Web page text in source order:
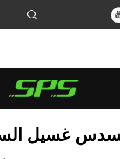
يمنحها اللمعان
عليك سوى اتباع بضع خطوات
غسيل